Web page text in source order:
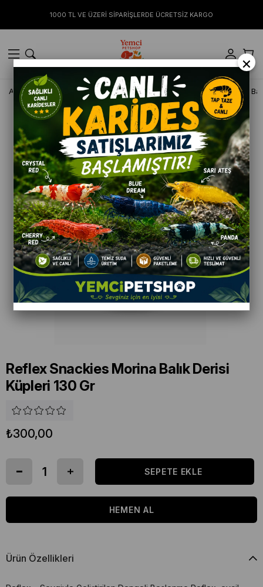
1000 TL VE ÜZERİ SİPARİŞLERDE ÜCRETSİZ KARGO
Anasayfa KÖPEK Ödül Mamaları Reflex Snackies Morina
Reflex Snackies Morina Balık Derisi
Küpleri 130 Gr
₺300,00
Ürün Özellikleri
×